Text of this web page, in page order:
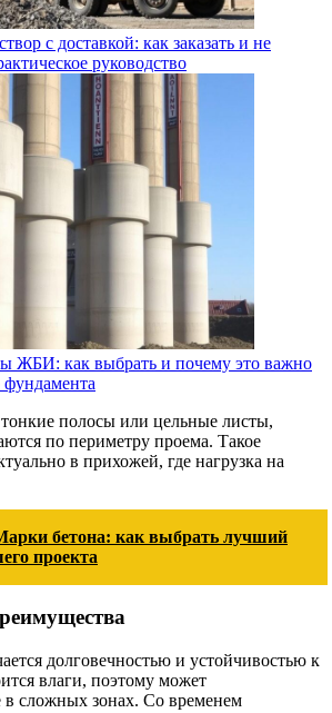
с доставкой: как заказать и не
руководство
ЖБИ: как выбрать и почему это важно
фундамента
полосы или цельные листы,
по периметру проема. Такое
в прихожей, где нагрузка на
бетона: как выбрать лучший
проекта
долговечностью и устойчивостью к
влаги, поэтому может
в сложных зонах. Со временем